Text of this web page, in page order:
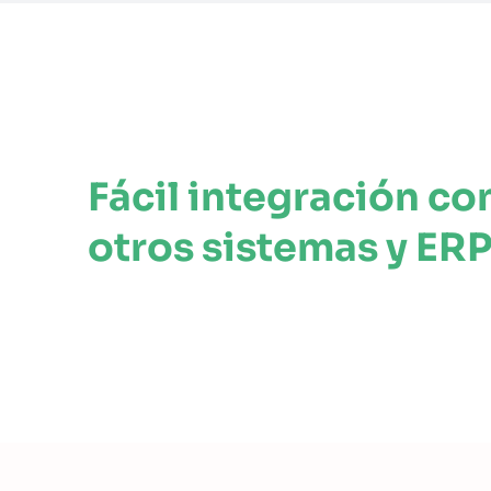
Fácil integración
otros sistemas y